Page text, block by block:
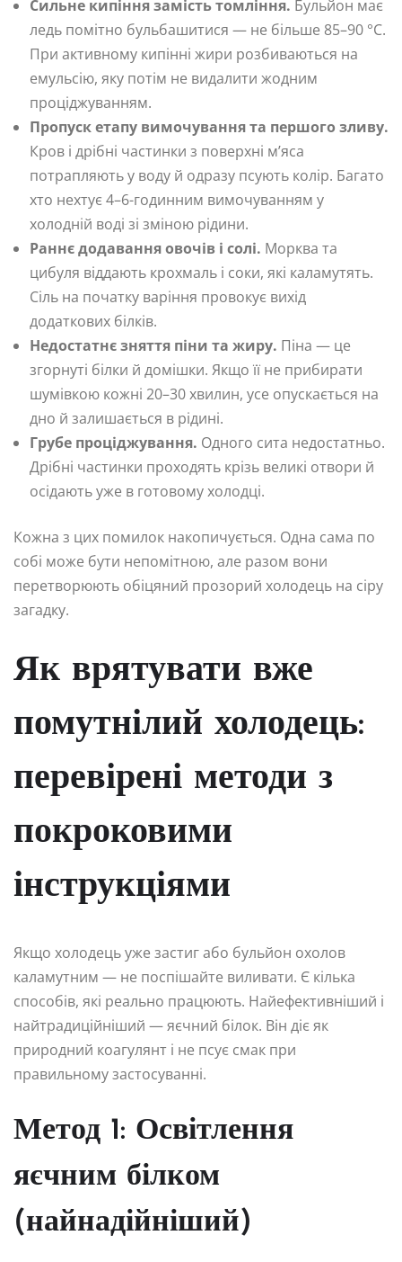
Сильне кипіння замість томління. Бульйон має
ледь помітно бульбашитися — не більше 85–90 °C.
При активному кипінні жири розбиваються на
емульсію, яку потім не видалити жодним
проціджуванням.
Пропуск етапу вимочування та першого зливу.
Кров і дрібні частинки з поверхні м’яса
потрапляють у воду й одразу псують колір. Багато
хто нехтує 4–6-годинним вимочуванням у
холодній воді зі зміною рідини.
Раннє додавання овочів і солі. Морква та
цибуля віддають крохмаль і соки, які каламутять.
Сіль на початку варіння провокує вихід
додаткових білків.
Недостатнє зняття піни та жиру. Піна — це
згорнуті білки й домішки. Якщо її не прибирати
шумівкою кожні 20–30 хвилин, усе опускається на
дно й залишається в рідині.
Грубе проціджування. Одного сита недостатньо.
Дрібні частинки проходять крізь великі отвори й
осідають уже в готовому холодці.
Кожна з цих помилок накопичується. Одна сама по
собі може бути непомітною, але разом вони
перетворюють обіцяний прозорий холодець на сіру
загадку.
Як врятувати вже
помутнілий холодець:
перевірені методи з
покроковими
інструкціями
Якщо холодець уже застиг або бульйон охолов
каламутним — не поспішайте виливати. Є кілька
способів, які реально працюють. Найефективніший і
найтрадиційніший — яєчний білок. Він діє як
природний коагулянт і не псує смак при
правильному застосуванні.
Метод 1: Освітлення
яєчним білком
(найнадійніший)